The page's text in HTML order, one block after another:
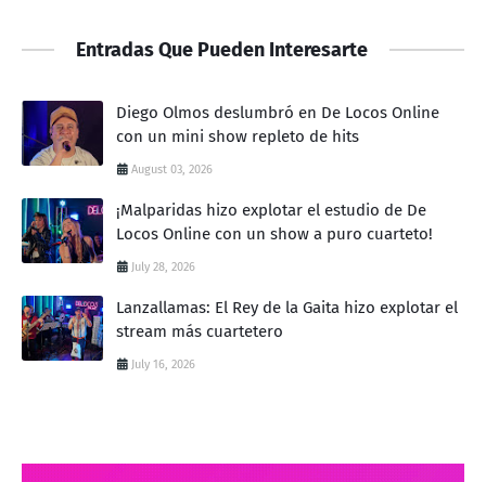
Entradas Que Pueden Interesarte
Diego Olmos deslumbró en De Locos Online
con un mini show repleto de hits
August 03, 2026
¡Malparidas hizo explotar el estudio de De
Locos Online con un show a puro cuarteto!
July 28, 2026
Lanzallamas: El Rey de la Gaita hizo explotar el
stream más cuartetero
July 16, 2026